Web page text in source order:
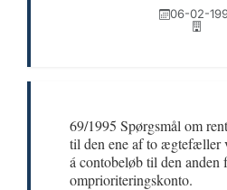
06-02-
69/1995 Spørgsmål om
til den ene af to ægtefæller
á contobeløb til den
omprioriteringskonto.